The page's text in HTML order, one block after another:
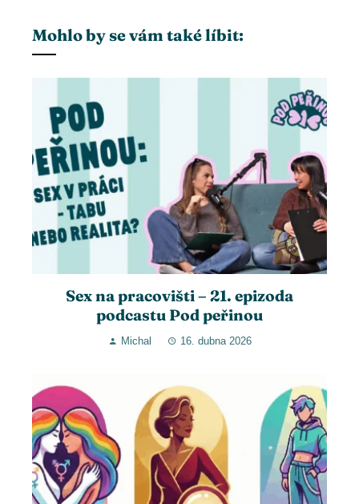
Mohlo by se vám také líbit:
Sex na pracovišti – 21. epizoda
podcastu Pod peřinou
Michal 16. dubna 2026